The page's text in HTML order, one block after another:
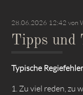
28.06.2026 12:42 von
Tipps und
Typische
1. Zu viel reden, zu